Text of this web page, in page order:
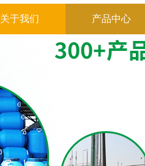
关于我们 产品中心